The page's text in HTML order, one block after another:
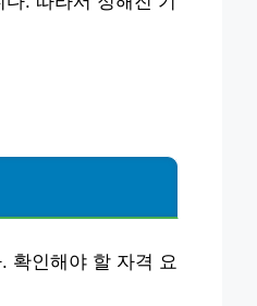
확인해야 할 자격 요